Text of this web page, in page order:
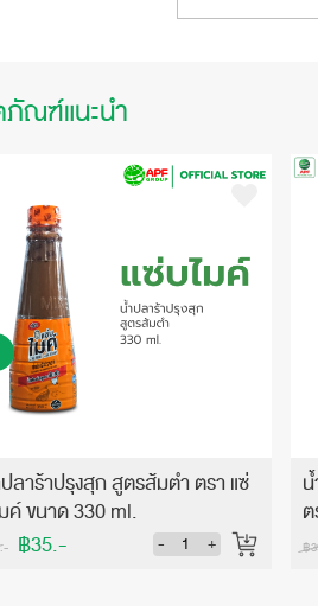
ณฑ์แนะนำ
ลาร้าปรุงสุก สูตรส้มตำ ตรา แซ่
ค์ ขนาด 330 ml.
฿35.- - + ฿